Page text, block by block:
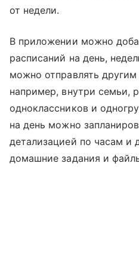
от недели.
В приложении можно
расписаний на день,
можно отправлять другим
например, внутри семьи,
одноклассников и
на день можно
детализацией по часам и
домашние задания и